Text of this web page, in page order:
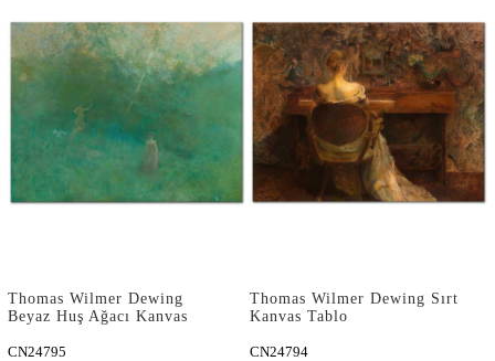
Thomas Wilmer Dewing
Beyaz Huş Ağacı Kanvas
CN24795
Thomas Wilmer Dewing Sırt
Kanvas Tablo
CN24794